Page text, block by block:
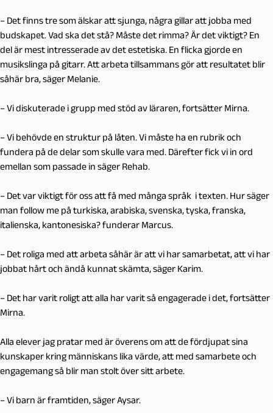
– Det finns tre som älskar att sjunga, några gillar att jobba med
budskapet. Vad ska det stå? Måste det rimma? Är det viktigt? En
del är mest intresserade av det estetiska. En flicka gjorde en
musikslinga på gitarr. Att arbeta tillsammans gör att resultatet blir
såhär bra, säger Melanie.
– Vi diskuterade i grupp med stöd av läraren, fortsätter Mirna.
– Vi behövde en struktur på låten. Vi måste ha en rubrik och
fundera på de delar som skulle vara med. Därefter fick vi in ord
emellan som passade in säger Rehab.
– Det var viktigt för oss att få med många språk i texten. Hur säger
man follow me på turkiska, arabiska, svenska, tyska, franska,
italienska, kantonesiska? funderar Marcus.
– Det roliga med att arbeta såhär är att vi har samarbetat, att vi har
jobbat hårt och ändå kunnat skämta, säger Karim.
– Det har varit roligt att alla har varit så engagerade i det, fortsätter
Mirna.
Alla elever jag pratar med är överens om att de fördjupat sina
kunskaper kring människans lika värde, att med samarbete och
engagemang så blir man stolt över sitt arbete.
– Vi barn är framtiden, säger Aysar.